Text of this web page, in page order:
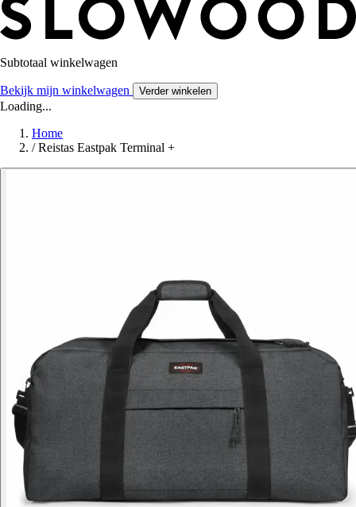
Subtotaal winkelwagen
Bekijk mijn winkelwagen Verder winkelen
Loading...
Home
/ Reistas Eastpak Terminal +